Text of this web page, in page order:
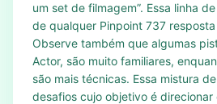
um set de filmagem”. Essa linha
de qualquer Pinpoint 737
Observe também que algumas
Actor, são muito familiares,
são mais técnicas. Essa mistura
desafios cujo objetivo é direcionar